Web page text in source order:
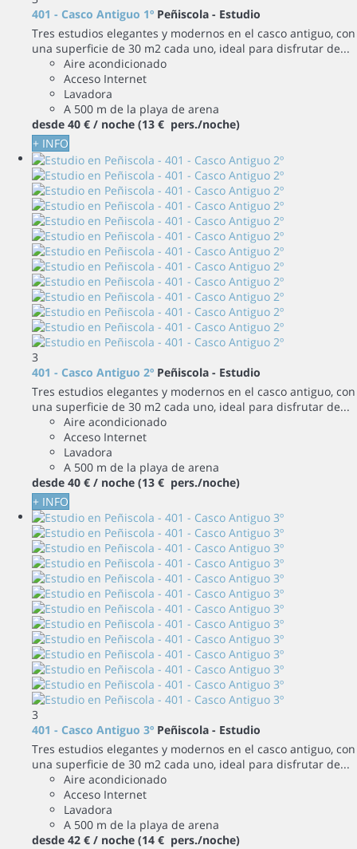
401 - Casco Antiguo 1º Peñiscola - Estudio
Tres estudios elegantes y modernos en el casco antiguo, con
una superficie de 30 m2 cada uno, ideal para disfrutar de...
Aire acondicionado
Acceso Internet
Lavadora
A 500 m de la playa de arena
desde 40 € / noche (13 € pers./noche)
+ INFO
3
401 - Casco Antiguo 2º Peñiscola - Estudio
Tres estudios elegantes y modernos en el casco antiguo, con
una superficie de 30 m2 cada uno, ideal para disfrutar de...
Aire acondicionado
Acceso Internet
Lavadora
A 500 m de la playa de arena
desde 40 € / noche (13 € pers./noche)
+ INFO
3
401 - Casco Antiguo 3º Peñiscola - Estudio
Tres estudios elegantes y modernos en el casco antiguo, con
una superficie de 30 m2 cada uno, ideal para disfrutar de...
Aire acondicionado
Acceso Internet
Lavadora
A 500 m de la playa de arena
desde 42 € / noche (14 € pers./noche)